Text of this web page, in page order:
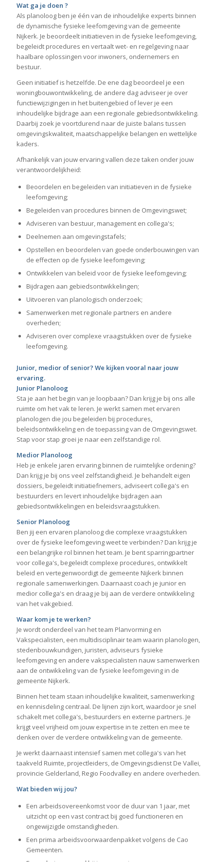
Wat ga je doen ?
Als planoloog ben je één van de inhoudelijke experts binnen
de dynamische fysieke leefomgeving van de gemeente
Nijkerk. Je beoordeelt initiatieven in de fysieke leefomgeving,
begeleidt procedures en vertaalt wet- en regelgeving naar
haalbare oplossingen voor inwoners, ondernemers en
bestuur.
Geen initiatief is hetzelfde. De ene dag beoordeel je een
woningbouwontwikkeling, de andere dag adviseer je over
functiewijzigingen in het buitengebied of lever je een
inhoudelijke bijdrage aan een regionale gebiedsontwikkeling.
Daarbij zoek je voortdurend naar de juiste balans tussen
omgevingskwaliteit, maatschappelijke belangen en wettelijke
kaders.
Afhankelijk van jouw ervaring vallen deze taken onder jouw
verantwoordelijkheid:
Beoordelen en begeleiden van initiatieven in de fysieke
leefomgeving;
Begeleiden van procedures binnen de Omgevingswet;
Adviseren van bestuur, management en collega's;
Deelnemen aan omgevingstafels;
Opstellen en beoordelen van goede onderbouwingen van
de effecten op de fysieke leefomgeving;
Ontwikkelen van beleid voor de fysieke leefomgeving;
Bijdragen aan gebiedsontwikkelingen;
Uitvoeren van planologisch onderzoek;
Samenwerken met regionale partners en andere
overheden;
Adviseren over complexe vraagstukken over de fysieke
leefomgeving.
Junior, medior of senior? We kijken vooral naar jouw
ervaring.
Junior Planoloog
Sta je aan het begin van je loopbaan? Dan krijg je bij ons alle
ruimte om het vak te leren. Je werkt samen met ervaren
planologen die jou begeleiden bij procedures,
beleidsontwikkeling en de toepassing van de Omgevingswet.
Stap voor stap groei je naar een zelfstandige rol.
Medior Planoloog
Heb je enkele jaren ervaring binnen de ruimtelijke ordening?
Dan krijg je bij ons veel zelfstandigheid. Je behandelt eigen
dossiers, begeleidt initiatiefnemers, adviseert collega's en
bestuurders en levert inhoudelijke bijdragen aan
gebiedsontwikkelingen en beleidsvraagstukken.
Senior Planoloog
Ben jij een ervaren planoloog die complexe vraagstukken
over de fysieke leefomgeving weet te verbinden? Dan krijg je
een belangrijke rol binnen het team. Je bent sparringpartner
voor collega's, begeleidt complexe procedures, ontwikkelt
beleid en vertegenwoordigt de gemeente Nijkerk binnen
regionale samenwerkingen. Daarnaast coach je junior en
medior collega's en draag je bij aan de verdere ontwikkeling
van het vakgebied.
Waar kom je te werken?
Je wordt onderdeel van het team Planvorming en
Vakspecialisten, een multidisciplinair team waarin planologen,
stedenbouwkundigen, juristen, adviseurs fysieke
leefomgeving en andere vakspecialisten nauw samenwerken
aan de ontwikkeling van de fysieke leefomgeving in de
gemeente Nijkerk.
Binnen het team staan inhoudelijke kwaliteit, samenwerking
en kennisdeling centraal. De lijnen zijn kort, waardoor je snel
schakelt met collega's, bestuurders en externe partners. Je
krijgt veel vrijheid om jouw expertise in te zetten en mee te
denken over de verdere ontwikkeling van de gemeente.
Je werkt daarnaast intensief samen met collega's van het
taakveld Ruimte, projectleiders, de Omgevingsdienst De Vallei,
provincie Gelderland, Regio Foodvalley en andere overheden.
Wat bieden wij jou?
Een arbeidsovereenkomst voor de duur van 1 jaar, met
uitzicht op een vast contract bij goed functioneren en
ongewijzigde omstandigheden.
Een prima arbeidsvoorwaardenpakket volgens de Cao
Gemeenten.